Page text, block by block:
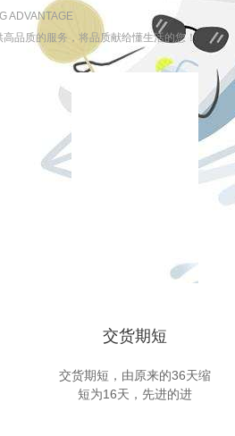
ADVANTAGE
品质的服务，将品质献给懂生活的您！
交货期短
交货期短，由原来的36天缩
短为16天，先进的进